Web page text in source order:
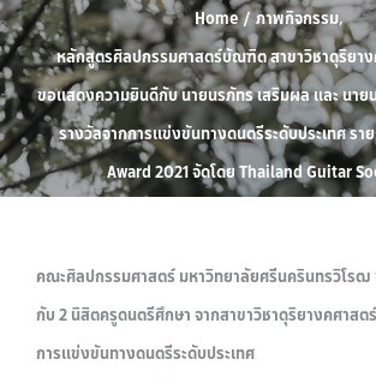
Home / ภาพกิจกรรม,
หลักสูตรศิลปกรรมศาสตร์บัณฑิต สาขาวิชาดุริยา
ขอแสดงความยินดีกับ นายนรภัทร เสริมผล และ นาย
รางวัลจากการแข่งขันทางดนตรีระดับประเทศ รา
Award 2021 จัดโดย Thailand Guitar
คณะศิลปกรรมศาสตร์ มหาวิทยาลัยศรีนครินทรวิโร
กับ 2 นิสิตครูดนตรีศึกษา จากสาขาวิชาดุริยางคศาสต
การแข่งขันทางดนตรีระดับประเทศ